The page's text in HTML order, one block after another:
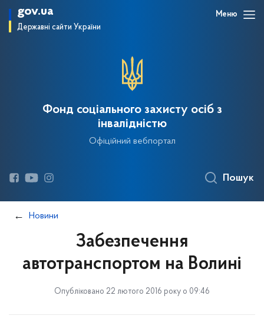
gov.ua
Державні сайти України
Меню
Фонд соціального захисту осіб з
інвалідністю
Офіційний вебпортал
Пошук
Новини
Забезпечення
автотранспортом на Волині
Опубліковано 22 лютого 2016 року о 09:46